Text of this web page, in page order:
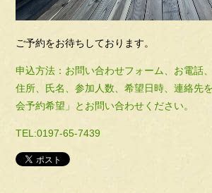
ご予約をお待ちしております。
申込方法：お問い合わせフォーム、お電話
住所、氏名、参加人数、希望日時、連絡先
会予約希望」とお問い合わせください。
TEL:0197-65-7439